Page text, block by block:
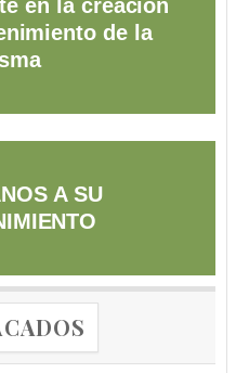
en la creación
de la
A SU